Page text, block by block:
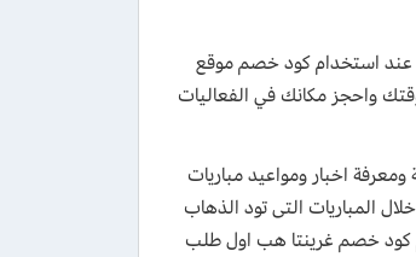
عند استخدام كود خصم موقع
استمتع الان بوقتك واحجز مكانك في الفعاليات
التطبيق ومتابعة ومعرفة اخبار ومواعيد مباريات
المباريات التى تود الذهاب
عند حجز تذكرتك عند استخدام كود خصم غرينتا هب اول طلب